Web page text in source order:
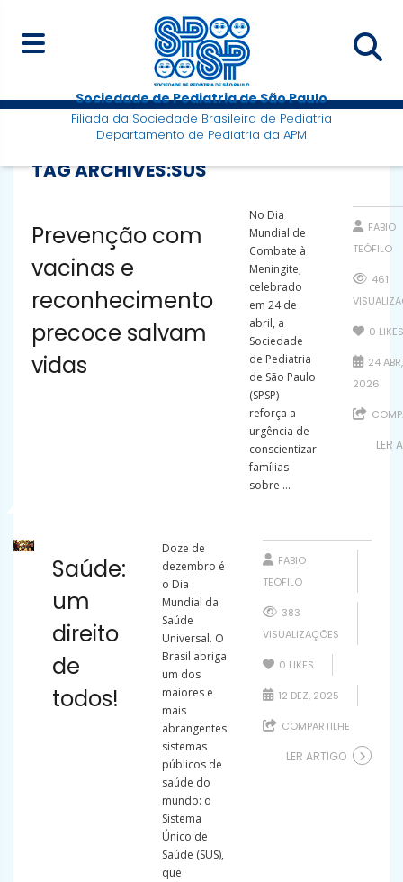
Sociedade de Pediatria de São Paulo
Filiada da Sociedade Brasileira de Pediatria
Departamento de Pediatria da APM
TAG ARCHIVES:SUS
Prevenção com
vacinas e
reconhecimento
precoce salvam
vidas
No Dia
Mundial de
Combate à
Meningite,
celebrado
em 24 de
abril, a
Sociedade
de Pediatria
de São Paulo
(SPSP)
reforça a
urgência de
conscientizar
famílias
sobre ...
FABIO
TEÓFILO
461
0 LIKES
24 ABR,
2026
LER
Saúde:
um
direito
de
todos!
Doze de
dezembro é
o Dia
Mundial da
Saúde
Universal. O
Brasil abriga
um dos
maiores e
mais
abrangentes
sistemas
públicos de
saúde do
mundo: o
Sistema
Único de
Saúde (SUS),
que
FABIO
TEÓFILO
383
VISUALIZAÇÕES
0 LIKES
12 DEZ, 2025
COMPARTILHE
LER ARTIGO